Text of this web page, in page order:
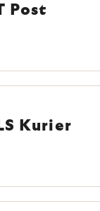
Post
Kurier